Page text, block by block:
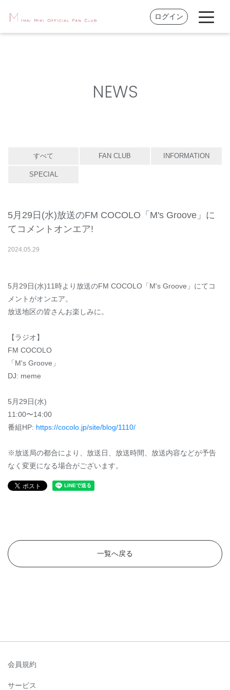
ログイン
NEWS
すべて FAN CLUB INFORMATION
SPECIAL
5月29日(水)放送のFM COCOLO「M's Groove」に
てコメントオンエア!
2024.05.29
5月29日(水)11時より放送のFM COCOLO「M's Groove」にてコ
メントがオンエア。
放送地区の皆さんお楽しみに。
【ラジオ】
FM COCOLO
「M's Groove」
DJ: meme
5月29日(水)
11:00〜14:00
番組HP: https://cocolo.jp/site/blog/1110/
※放送局の都合により、放送日、放送時間、放送内容などが予告
なく変更になる場合がございます。
一覧へ戻る
会員規約
サービス